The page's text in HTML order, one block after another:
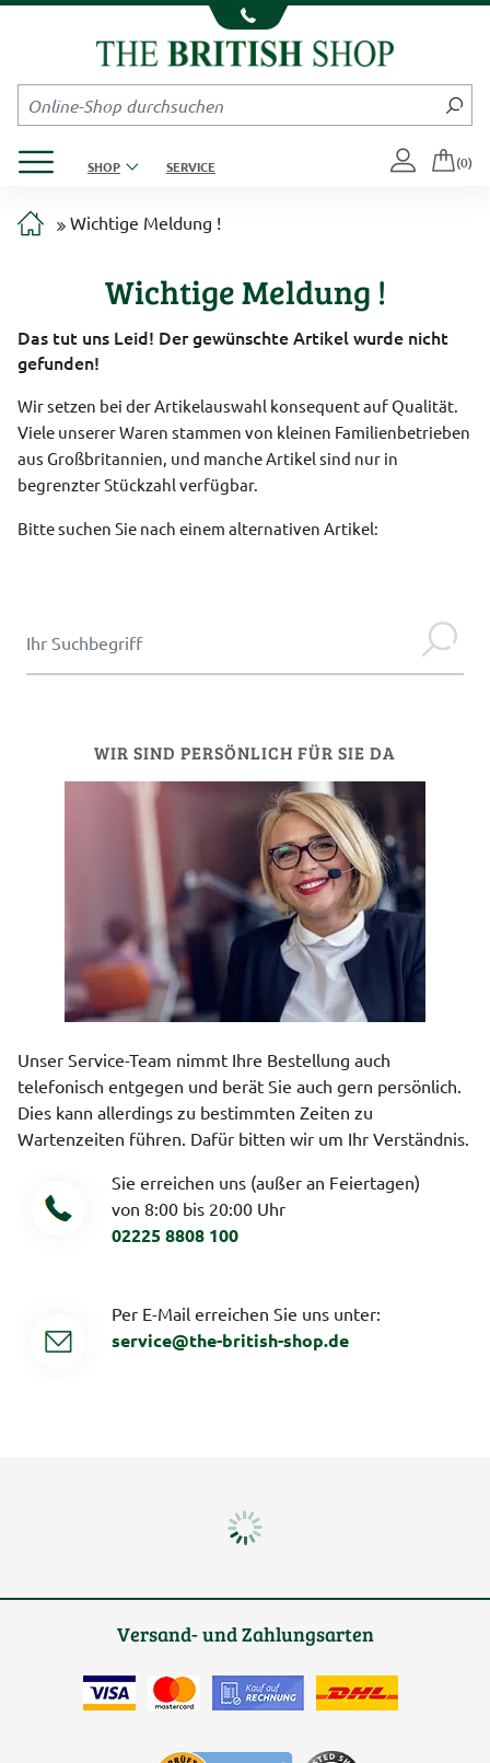
Kompletten Head der Seite überspringen
SHOP SERVICE (0)
Wichtige Meldung !
Wichtige Meldung !
Das tut uns Leid! Der gewünschte Artikel wurde nicht
gefunden!
Wir setzen bei der Artikelauswahl konsequent auf Qualität.
Viele unserer Waren stammen von kleinen Familienbetrieben
aus Großbritannien, und manche Artikel sind nur in
begrenzter Stückzahl verfügbar.
Bitte suchen Sie nach einem alternativen Artikel:
WIR SIND PERSÖNLICH FÜR SIE DA
Unser Service-Team nimmt Ihre Bestellung auch
telefonisch entgegen und berät Sie auch gern persönlich.
Dies kann allerdings zu bestimmten Zeiten zu
Wartenzeiten führen. Dafür bitten wir um Ihr Verständnis.
Sie erreichen uns (außer an Feiertagen)
von 8:00 bis 20:00 Uhr
02225 8808 100
Per E-Mail erreichen Sie uns unter:
service@the-british-shop.de
Versand- und Zahlungsarten